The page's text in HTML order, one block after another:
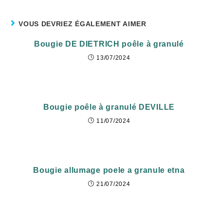
VOUS DEVRIEZ ÉGALEMENT AIMER
Bougie DE DIETRICH poêle à granulé
13/07/2024
Bougie poêle à granulé DEVILLE
11/07/2024
Bougie allumage poele a granule etna
21/07/2024